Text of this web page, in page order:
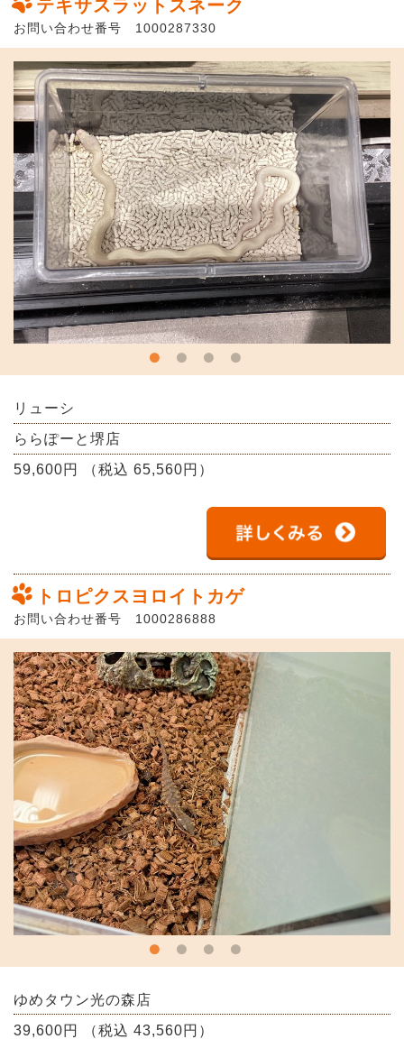
テキサスラットスネーク
お問い合わせ番号 1000287330
リューシ
ららぽーと堺店
59,600円 （税込 65,560円）
トロピクスヨロイトカゲ
お問い合わせ番号 1000286888
ゆめタウン光の森店
39,600円 （税込 43,560円）